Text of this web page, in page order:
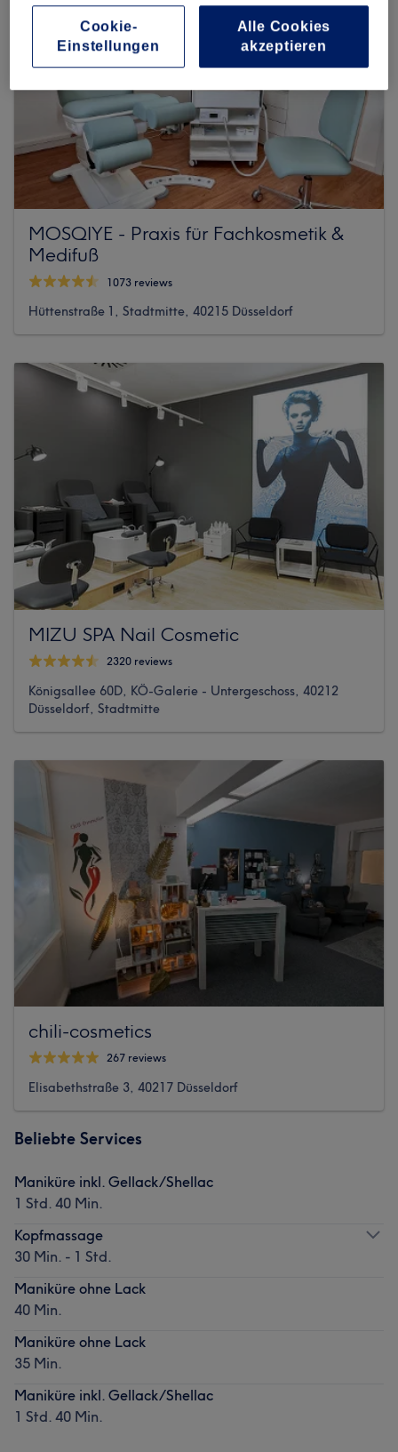
MOSQIYE - Praxis für Fachkosmetik &
Medifuß
1073 reviews
Hüttenstraße 1, Stadtmitte, 40215 Düsseldorf
MIZU SPA Nail Cosmetic
2320 reviews
Königsallee 60D, KÖ-Galerie - Untergeschoss, 40212
Düsseldorf, Stadtmitte
chili-cosmetics
267 reviews
Elisabethstraße 3, 40217 Düsseldorf
Beliebte Services
Maniküre inkl. Gellack/Shellac
1 Std. 40 Min.
Kopfmassage
30 Min. - 1 Std.
Maniküre ohne Lack
40 Min.
Maniküre ohne Lack
35 Min.
Maniküre inkl. Gellack/Shellac
1 Std. 40 Min.
Cookie-
Einstellungen
Alle Cookies
akzeptieren